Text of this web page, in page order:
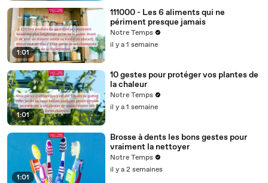
1:01
111000 - Les 6 aliments qui ne
périment presque jamais
Notre Temps
il y a 1 semaine
1:01
10 gestes pour protéger vos plantes de
la chaleur
Notre Temps
il y a 1 semaine
1:01
Brosse à dents les bons gestes pour
vraiment la nettoyer
Notre Temps
il y a 2 semaines